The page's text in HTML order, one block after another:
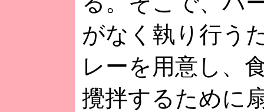
がなく執り行う
レーを用意し、
攪拌するために